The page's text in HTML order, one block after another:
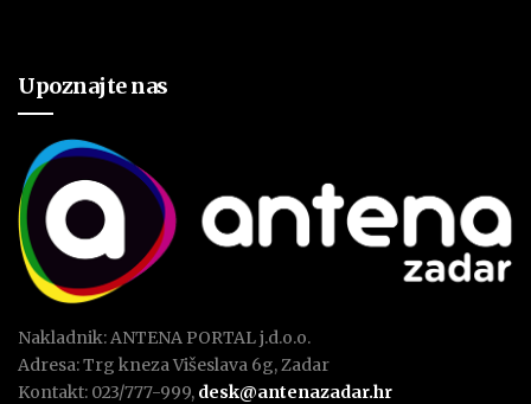
Upoznajte nas
Nakladnik: ANTENA PORTAL j.d.o.o.
Adresa: Trg kneza Višeslava 6g, Zadar
Kontakt: 023/777-999, desk@antenazadar.hr